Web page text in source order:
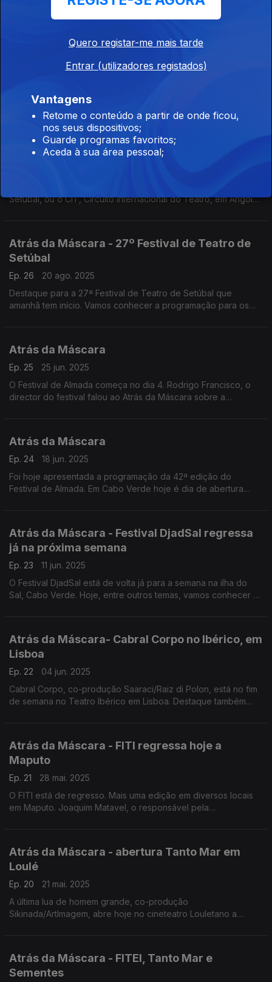
representações em Luanda
03 set. 2025
Atrás da Máscara - Festa do Teatro de Setúbal
e CIT de Angola
Setúbal, ou o CIT, Circuito Internacional do Teatro, em Angola.
Atrás da Máscara - 27º Festival de Teatro de
Setúbal
Ep. 26
20 ago. 2025
Destaque para a 27ª Festival de Teatro de Setúbal que
amanhã tem início. Vamos conhecer a programação para os
Atrás da Máscara
Ep. 25
25 jun. 2025
O Festival de Almada começa no dia 4. Rodrigo Francisco, o
director do festival falou ao Atrás da Máscara sobre a
Atrás da Máscara
Ep. 24
18 jun. 2025
Foi hoje apresentada a programação da 42ª edição do
Festival de Almada. Em Cabo Verde hoje é dia de abertura
Atrás da Máscara - Festival DjadSal regressa
já na próxima semana
Ep. 23
11 jun. 2025
O Festival DjadSal está de volta já para a semana na ilha do
Sal, Cabo Verde. Hoje, entre outros temas, vamos conhecer a
Atrás da Máscara- Cabral Corpo no Ibérico, em
Lisboa
Ep. 22
04 jun. 2025
Cabral Corpo, co-produção Saaraci/Raiz di Polon, está no fim
de semana no Teatro Ibérico em Lisboa. Destaque também
Atrás da Máscara - FITI regressa hoje a
Maputo
Ep. 21
28 mai. 2025
O FITI está de regresso. Mais uma edição em diversos locais
em Maputo. Joaquim Matavel, o responsável pela
Atrás da Máscara - abertura Tanto Mar em
Loulé
Ep. 20
21 mai. 2025
A última lua de homem grande, co-produção
Sikinada/ArtImagem, abre hoje no cineteatro Louletano a
Atrás da Máscara - FITEI, Tanto Mar e
Sementes
Quero registar-me mais tarde
Entrar (utilizadores registados)
Vantagens
Retome o conteúdo a partir de onde ficou,
nos seus dispositivos;
Guarde programas favoritos;
Aceda à sua área pessoal;